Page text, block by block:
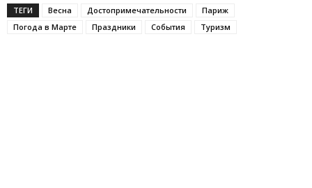
ТЕГИ Весна Достопримечательности
Париж
Погода в Марте
Праздники События Туризм